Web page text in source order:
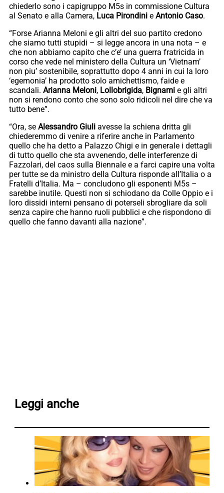
chiederlo sono i capigruppo M5s in commissione Cultura
al Senato e alla Camera, Luca Pirondini e Antonio Caso.
“Forse Arianna Meloni e gli altri del suo partito credono
che siamo tutti stupidi – si legge ancora in una nota – e
che non abbiamo capito che c’e’ una guerra fratricida in
corso che vede nel ministero della Cultura un ‘Vietnam’
non piu’ sostenibile, soprattutto dopo 4 anni in cui la loro
‘egemonia’ ha prodotto solo amichettismo, faide e
scandali. Arianna Meloni, Lollobrigida, Bignami e gli altri
non si rendono conto che sono solo ridicoli nel dire che va
tutto bene”.
“Ora, se Alessandro Giuli avesse la schiena dritta gli
chiederemmo di venire a riferire anche in Parlamento
quello che ha detto a Palazzo Chigi e in generale i dettagli
di tutto quello che sta avvenendo, delle interferenze di
Fazzolari, del caos sulla Biennale e a farci capire una volta
per tutte se da ministro della Cultura risponde all’Italia o a
Fratelli d’Italia. Ma – concludono gli esponenti M5s –
sarebbe inutile. Questi non si schiodano da Colle Oppio e i
loro dissidi interni pensano di poterseli sbrogliare da soli
senza capire che hanno ruoli pubblici e che rispondono di
quello che fanno davanti alla nazione”.
Leggi anche